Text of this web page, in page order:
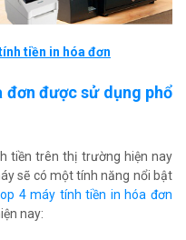
tiền in hóa đơn
được sử dụng phổ
tiền trên thị trường hiện nay
sẽ có một tính năng nổi bật
4 máy tính tiền in hóa đơn
nay: